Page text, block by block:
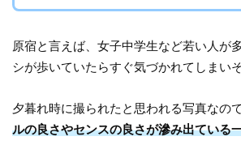
原宿と言えば、女子中学生など若い人が
シが歩いていたらすぐ気づかれてしまい
夕暮れ時に撮られたと思われる写真なの
ルの良さやセンスの良さが滲み出ている